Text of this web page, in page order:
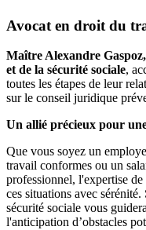
Avocat en droit du
Maître Alexandre
et de la sécurité sociale,
toutes les étapes de leur
sur le conseil juridique
Un allié précieux pour
Que vous soyez un
travail conformes ou un
professionnel, l'expertise
ces situations avec
sécurité sociale vous
l'anticipation d’obstacles